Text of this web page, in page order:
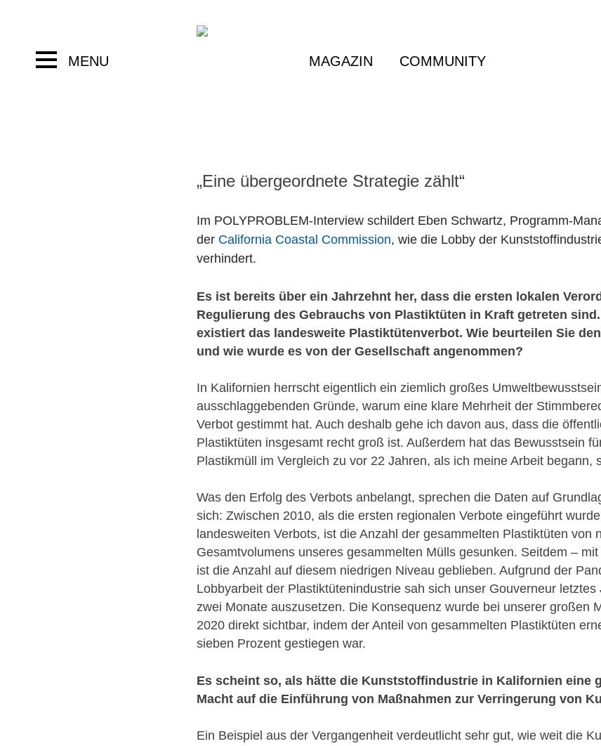
MENU MAGAZIN COMMUNITY
„Eine übergeordnete Strategie zählt“
Im POLYPROBLEM-Interview schildert Eben Schwartz, Programm-
der California Coastal Commission, wie die Lobby der
verhindert.
Es ist bereits über ein Jahrzehnt her, dass die ersten lokalen
Regulierung des Gebrauchs von Plastiktüten in Kraft getreten
existiert das landesweite Plastiktütenverbot. Wie beurteilen Sie
und wie wurde es von der Gesellschaft angenommen?
In Kalifornien herrscht eigentlich ein ziemlich großes
ausschlaggebenden Gründe, warum eine klare Mehrheit der
Verbot gestimmt hat. Auch deshalb gehe ich davon aus, dass die
Plastiktüten insgesamt recht groß ist. Außerdem hat das Bewusstsein
Plastikmüll im Vergleich zu vor 22 Jahren, als ich meine Arbeit begann,
Was den Erfolg des Verbots anbelangt, sprechen die Daten auf
sich: Zwischen 2010, als die ersten regionalen Verbote eingeführt
landesweiten Verbots, ist die Anzahl der gesammelten Plastiktüten von
Gesamtvolumens unseres gesammelten Mülls gesunken. Seitdem –
ist die Anzahl auf diesem niedrigen Niveau geblieben. Aufgrund der
Lobbyarbeit der Plastiktütenindustrie sah sich unser Gouverneur
zwei Monate auszusetzen. Die Konsequenz wurde bei unserer großen
2020 direkt sichtbar, indem der Anteil von gesammelten Plastiktüten
sieben Prozent gestiegen war.
Es scheint so, als hätte die Kunststoffindustrie in Kalifornien eine
Macht auf die Einführung von Maßnahmen zur Verringerung von
Ein Beispiel aus der Vergangenheit verdeutlicht sehr gut, wie weit die